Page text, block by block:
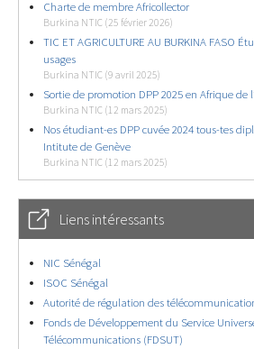
Charte de membre Africollector
Burkina NTIC (25 février 2026)
TIC ET AGRICULTURE AU BURKINA FASO
usages
Burkina NTIC (9 avril 2025)
Sortie de promotion DPP 2025 en Afrique de
Burkina NTIC (12 mars 2025)
Nos étudiant-es DPP cuvée 2024 tous-tes
Intitute de Genève
Burkina NTIC (12 mars 2025)
Liens intéressants
NIC Sénégal
ISOC Sénégal
Autorité de régulation des
Fonds de Développement du Service
Télécommunications (FDSUT)